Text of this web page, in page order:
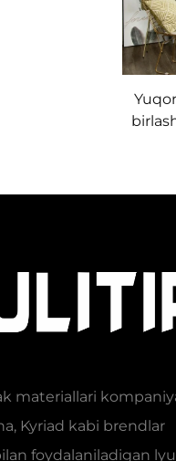
materiallari
Kyriad kabi brendlar
foydalaniladigan